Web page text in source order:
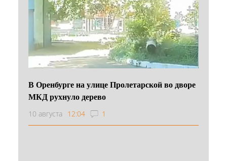
В Оренбурге на улице Пролетарской во дворе
МКД рухнуло дерево
10 августа 12:04 1